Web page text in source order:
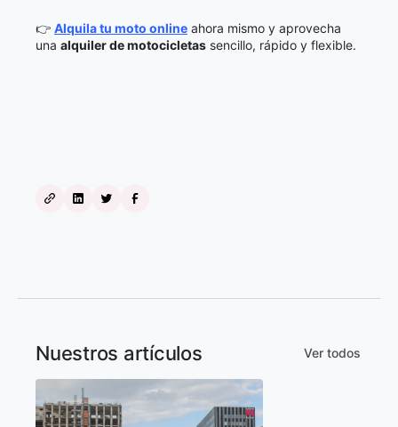
👉 Alquila tu moto online ahora mismo y aprovecha
una alquiler de motocicletas sencillo, rápido y flexible.
Nuestros artículos Ver todos